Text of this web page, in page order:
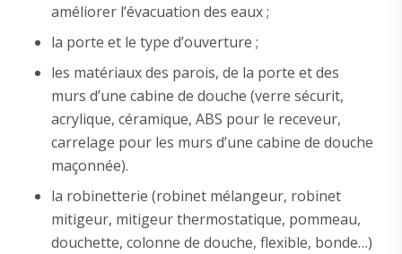
améliorer l’évacuation des eaux ;
la porte et le type d’ouverture ;
les matériaux des parois, de la porte et des
murs d’une cabine de douche (verre sécurit,
acrylique, céramique, ABS pour le receveur,
carrelage pour les murs d’une cabine de douche
maçonnée).
la robinetterie (robinet mélangeur, robinet
mitigeur, mitigeur thermostatique, pommeau,
douchette, colonne de douche, flexible, bonde…)